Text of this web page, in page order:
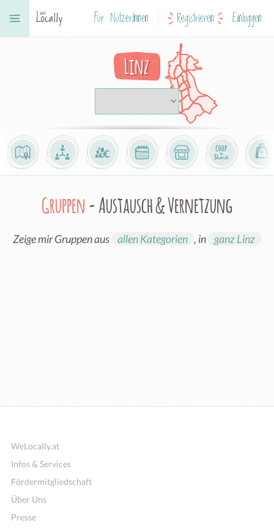
Für NutzerInnen Registrieren Einloggen
Linz
Gruppen- Austausch & Vernetzung
Zeige mir Gruppen aus allen Kategorien , in ganz Linz
WeLocally.at
Infos & Services
Fördermitgliedschaft
Über Uns
Presse